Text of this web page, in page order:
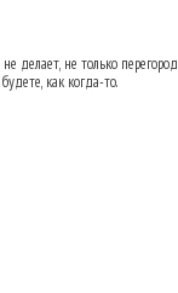
не только
как когда-то.